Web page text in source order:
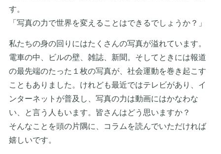
す。
「写真の力で世界を変えることはできるでしょうか？」
私たちの身の回りにはたくさんの写真が溢れています。
電車の中、ビルの壁、雑誌、新聞。そしてときには報道
の最先端のたった１枚の写真が、社会運動を巻き起こす
こともありました。けれども最近ではテレビがあり、イ
ンターネットが普及し、写真の力は動画にはかなわな
い、と言う人もいます。皆さんはどう思いますか？
そんなことを頭の片隅に、コラムを読んでいただければ
嬉しいです。